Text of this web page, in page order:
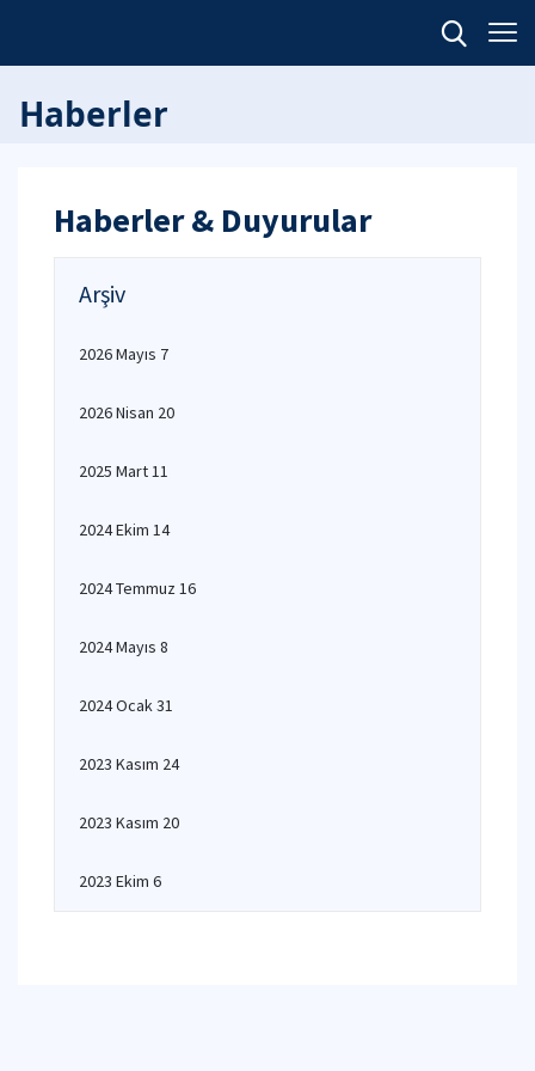
Haberler
Haberler & Duyurular
Arşiv
2026 Mayıs 7
2026 Nisan 20
2025 Mart 11
2024 Ekim 14
2024 Temmuz 16
2024 Mayıs 8
2024 Ocak 31
2023 Kasım 24
2023 Kasım 20
2023 Ekim 6